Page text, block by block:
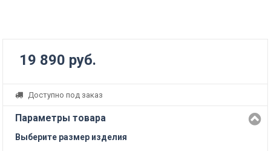
19 890 руб.
Доступно под заказ
Параметры товара
Выберите размер изделия